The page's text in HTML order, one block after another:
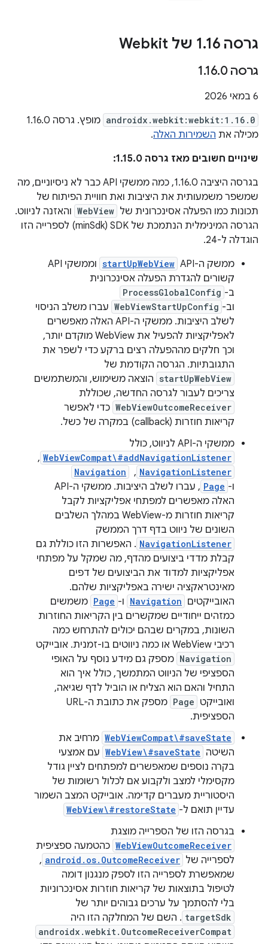
גרסה 1 .16 של Webkit
גרסה 1 .16.0
‫6 במאי 2026
androidx.webkit:webkit:1.16.0
מופץ. גרסה 1.16.0
מכילה את השמירות האלה.
שינויים חשובים מאז גרסה 1.15.0:
בגרסה היציבה 1.16.0, כמה ממשקי API כבר לא ניסיוניים, מה
שמשפר משמעותית את היציבות ואת חוויית הפיתוח של
תכונות כמו הפעלה אסינכרונית של WebView והאזנה לניווט.‫
הגרסה המינימלית הנתמכת של SDK‏ (minSdk) לספרייה הזו
הוגדלה ל-24.
ממשק ה-API‏
startUpWebView
וממשקי API
קשורים להגדרת הפעלה אסינכרונית
ב- ProcessGlobalConfig
וב- WebViewStartUpConfig עברו משלב הניסוי
לשלב היציבות. ממשקי ה-API האלה מאפשרים
לאפליקציות להפעיל את WebView מוקדם יותר,
וכך חלקים מההפעלה רצים ברקע כדי לשפר את
התגובתיות. הגרסה הקודמת של
startUpWebView הוצאה משימוש, והמשתמשים
צריכים לעבור לגרסה החדשה, שכוללת
WebViewOutcomeReceiver כדי לאפשר
קריאות חוזרות (callback) במקרה של כשל.
ממשקי ה-API לניווט, כולל
WebViewCompat\#addNavigationListener
, ‏
NavigationListener
, ‏
Navigation
ו- Page
, עברו לשלב היציבות. ממשקי ה-API
האלה מאפשרים למפתחי אפליקציות לקבל
קריאות חוזרות מ-WebView במהלך השלבים
השונים של ניווט בדף דרך הממשק
NavigationListener . האפשרות הזו כוללת גם
קבלת מדדי ביצועים מהדף, מה שמקל על מפתחי
אפליקציות למדוד את הביצועים של דפים
מאינטראקציה ישירה באפליקציות שלהם.
האובייקטים Navigation ו- Page משמשים
כמזהים ייחודיים שמקשרים בין הקריאות החוזרות
השונות, במקרים שבהם יכולים להתרחש כמה
רכיבי WebView או כמה ניווטים בו-זמנית. אובייקט
Navigation מספק גם מידע נוסף על האופי
הספציפי של הניווט המתמשך, כולל איך הוא
התחיל והאם הוא הצליח או הוביל לדף שגיאה,
ואובייקט Page
מספק את כתובת ה-URL
הספציפית.
WebViewCompat\#saveState מרחיב את
השיטה WebView\#saveState עם אמצעי
בקרה נוספים שמאפשרים למפתחים לציין גודל
מקסימלי למצב ולקבוע אם לכלול רשומות של
היסטוריית מעברים קדימה. אובייקט המצב השמור
עדיין תואם ל- WebView\#restoreState
בגרסה הזו של הספרייה מוצגת
WebViewOutcomeReceiver כהטמעה ספציפית
לספרייה של android.os.OutcomeReceiver
,
שמאפשרת לספרייה הזו לספק מנגנון דומה
לטיפול בתוצאות של קריאות חוזרות אסינכרוניות
בלי להסתמך על ערכים גבוהים יותר של
targetSdk . השם של המחלקה הזו היה
androidx.webkit.OutcomeReceiverCompat